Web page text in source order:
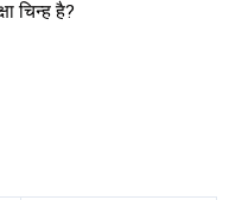
चिन्ह है?